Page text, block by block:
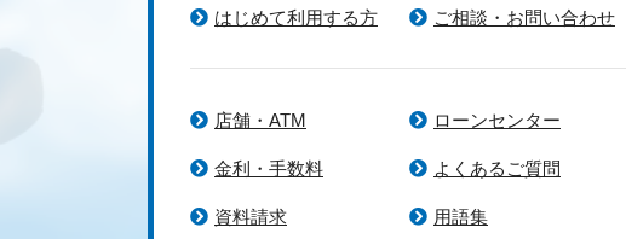
はじめて利用する方 ご相談・お問い合わせ
店舗・ATM ローンセンター
金利・手数料 よくあるご質問
資料請求 用語集